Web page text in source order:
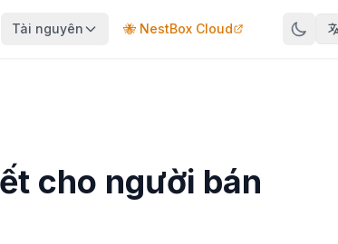
Tài nguyên 🐝 NestBox Cloud
cho người bán